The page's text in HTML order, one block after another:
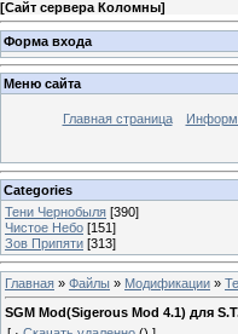
[Сайт сервера Коломны]
Форма входа
Меню сайта
Главная страница
Categories
Тени Чернобыля [390]
Чистое Небо [151]
Зов Припяти [313]
Главная » Файлы » Модификации »
SGM Mod(Sigerous Mod 4.1) для